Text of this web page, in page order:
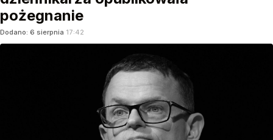
pożegnanie
Dodano: 6 sierpnia 17:42